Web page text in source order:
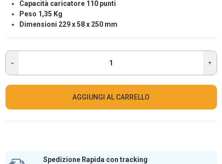
Capacità caricatore 110 punti
Peso 1,35 Kg
Dimensioni 229 x 58 x 250 mm
AGGIUNGI AL CARRELLO
Spedizione Rapida con tracking